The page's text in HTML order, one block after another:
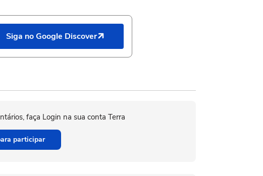
Siga no Google Discover
faça Login na sua conta Terra
participar